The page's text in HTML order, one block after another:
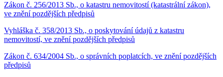
Zákon č. 256/2013 Sb., o katastru nemovitostí (katastrální zákon),
ve znění pozdějších předpisů
Vyhláška č. 358/2013 Sb., o poskytování údajů z katastru
nemovitostí, ve znění pozdějších předpisů
Zákon č. 634/2004 Sb., o správních poplatcích, ve znění pozdějších
předpisů